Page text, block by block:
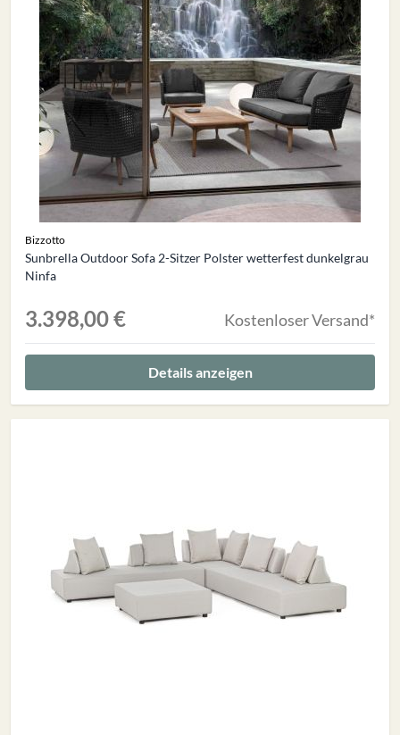
Bizzotto
Sunbrella Outdoor Sofa 2-Sitzer Polster wetterfest dunkelgrau
Ninfa
3.398,00 € Kostenloser Versand*
Details anzeigen